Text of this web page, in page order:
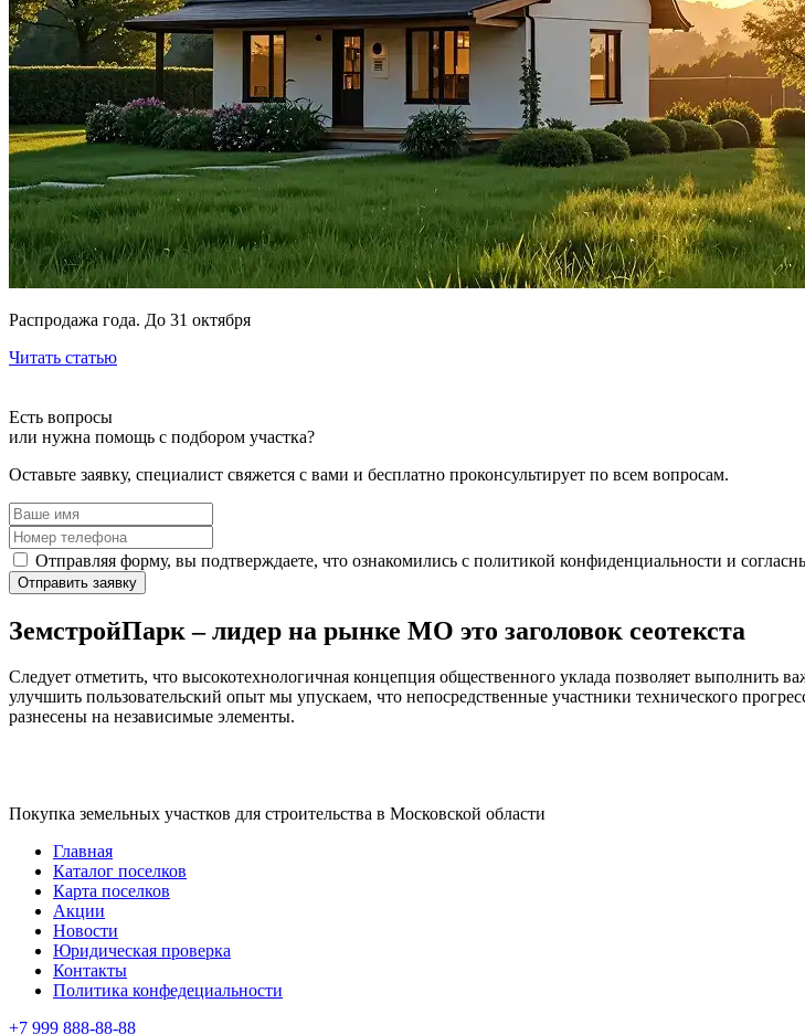
Распродажа года. До 31 октября
Читать статью
Есть вопросы
или нужна помощь с подбором участка?
Оставьте заявку, специалист свяжется с вами и бесплатно проконсультирует по всем вопросам.
Отправляя форму, вы подтверждаете, что ознакомились с политикой конфиденциальности и
Отправить заявку
ЗемстройПарк – лидер на рынке МО это заголовок сеотекста
Следует отметить, что высокотехнологичная концепция общественного уклада позволяет выполнить
улучшить пользовательский опыт мы упускаем, что непосредственные участники технического
разнесены на независимые элементы.
Покупка земельных участков для строительства в Московской области
Главная
Каталог поселков
Карта поселков
Акции
Новости
Юридическая проверка
Контакты
Политика конфедециальности
+7 999 888-88-88